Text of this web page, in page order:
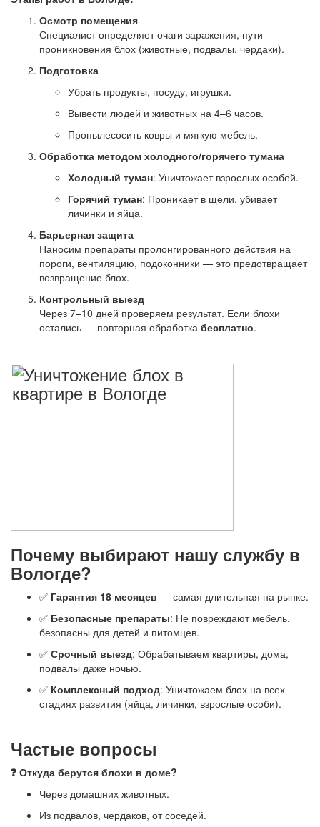
Осмотр помещения
Специалист определяет очаги заражения, пути
проникновения блох (животные, подвалы, чердаки).
Подготовка
Убрать продукты, посуду, игрушки.
Вывести людей и животных на 4–6 часов.
Пропылесосить ковры и мягкую мебель.
Обработка методом холодного/горячего тумана
Холодный туман: Уничтожает взрослых особей.
Горячий туман: Проникает в щели, убивает
личинки и яйца.
Барьерная защита
Наносим препараты пролонгированного действия на
пороги, вентиляцию, подоконники — это предотвращает
возвращение блох.
Контрольный выезд
Через 7–10 дней проверяем результат. Если блохи
остались — повторная обработка бесплатно.
Почему выбирают нашу службу в
Вологде?
✅ Гарантия 18 месяцев — самая длительная на рынке.
✅ Безопасные препараты: Не повреждают мебель,
безопасны для детей и питомцев.
✅ Срочный выезд: Обрабатываем квартиры, дома,
подвалы даже ночью.
✅ Комплексный подход: Уничтожаем блох на всех
стадиях развития (яйца, личинки, взрослые особи).
Частые вопросы
❓ Откуда берутся блохи в доме?
Через домашних животных.
Из подвалов, чердаков, от соседей.